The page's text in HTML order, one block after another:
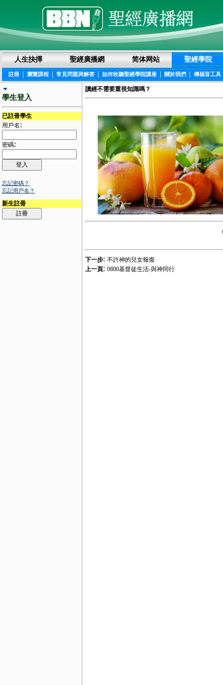
人生抉擇 聖經廣播網 简体网站 聖經學院
註冊 | 瀏覽課程 | 常見問題與解答 | 如何收聽聖經學院講座 | 關於我們 | 傳福音工具
學生登入
已註冊學生
用戶名 :
密碼:
忘記密碼？
忘記用戶名？
新生註冊
讀經不需要重視知識嗎？
下一步: 不許神的兒女報復
上一頁: 0800基督徒生活-與神同行